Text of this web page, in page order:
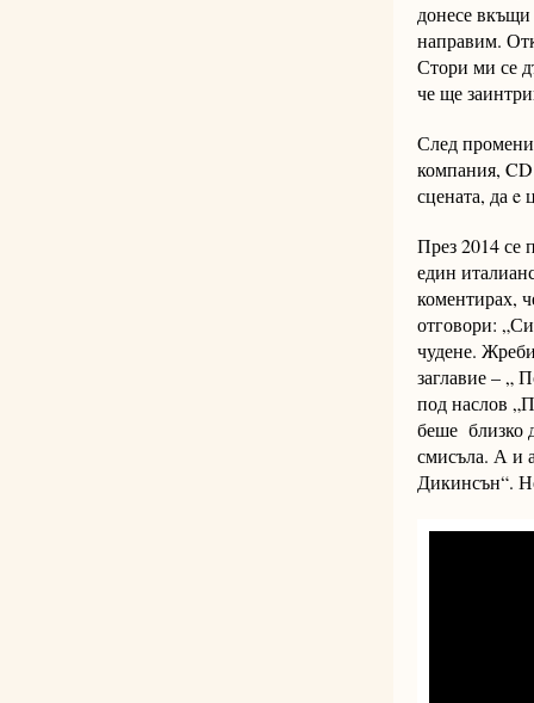
донесе
направим.
Стори ми се
че ще
След
компания,
сцената, да
През 2014 се
един
коментирах,
отговори:
чудене.
заглавие – „
под наслов
беше близко
смисъла. А и
Дикинсън“.